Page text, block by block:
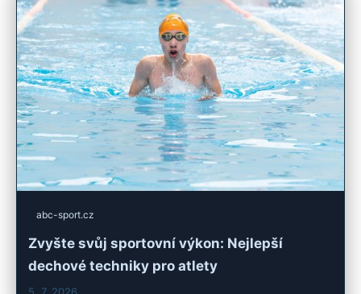
abc-sport.cz
Zvyšte svůj sportovní výkon: Nejlepší
dechové techniky pro atlety